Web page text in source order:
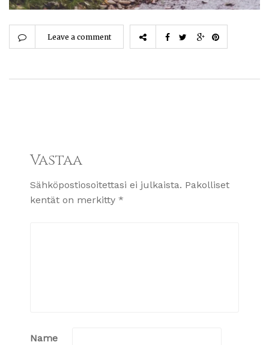
Leave a comment
Vastaa
Sähköpostiosoitettasi ei julkaista. Pakolliset
kentät on merkitty *
Name